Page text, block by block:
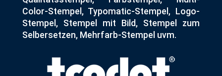
Color-Stempel, Typomatic-Stempel, Logo-
Stempel, Stempel mit Bild, Stempel zum
Selbersetzen, Mehrfarb-Stempel uvm.